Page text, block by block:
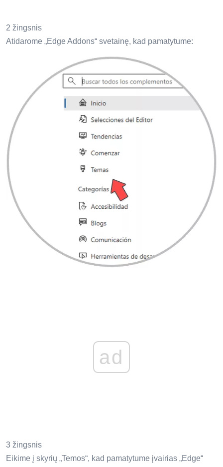
2 žingsnis
Atidarome „Edge Addons“ svetainę, kad pamatytume:
ad
3 žingsnis
Eikime į skyrių „Temos“, kad pamatytume įvairias „Edge“